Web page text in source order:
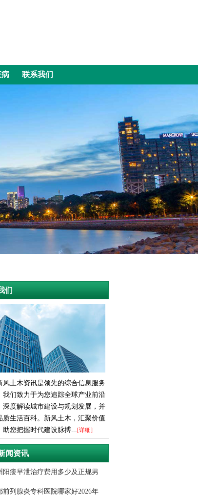
病 联系我们
们
风土木资讯是领先的综合信息服务
我们致力于为您追踪全球产业前沿
深度解读城市建设与规划发展，并
质生活百科。新风土木，汇聚价值
助您把握时代建设脉搏... [详细]
闻资讯
阳痿早泄治疗费用多少及正规男
前列腺炎专科医院哪家好2026年